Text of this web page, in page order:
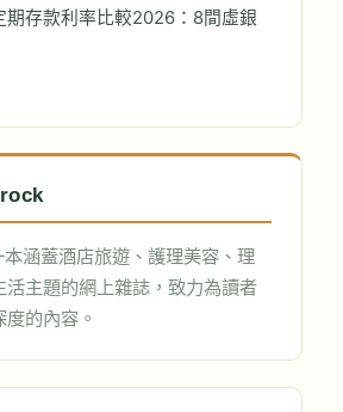
期存款利率比較2026：8間虛銀
涵蓋酒店旅遊、護理美容、理
活主題的網上雜誌，致力為讀者
的內容。